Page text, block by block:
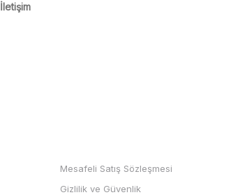
İletişim
Mesafeli Satış Sözleşmesi
Gizlilik ve Güvenlik